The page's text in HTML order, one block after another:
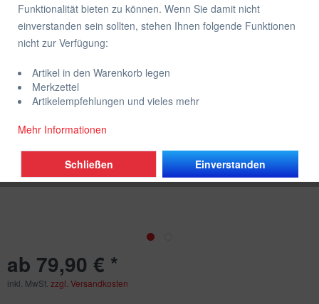
Verkleidungsscheibe Standard Form
SUZUKI GSX 1300 R HAYABUSA
ab 79,90 € *
inkl. MwSt. zzgl. Versandkosten
Funktionalität bieten zu können. Wenn Sie damit nicht
einverstanden sein sollten, stehen Ihnen folgende Funktionen
nicht zur Verfügung:
Artikel in den Warenkorb legen
Merkzettel
Artikelempfehlungen und vieles mehr
Mehr Informationen
Einverstanden
Schließen